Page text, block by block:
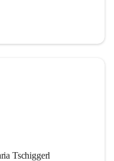
Tschiggerl